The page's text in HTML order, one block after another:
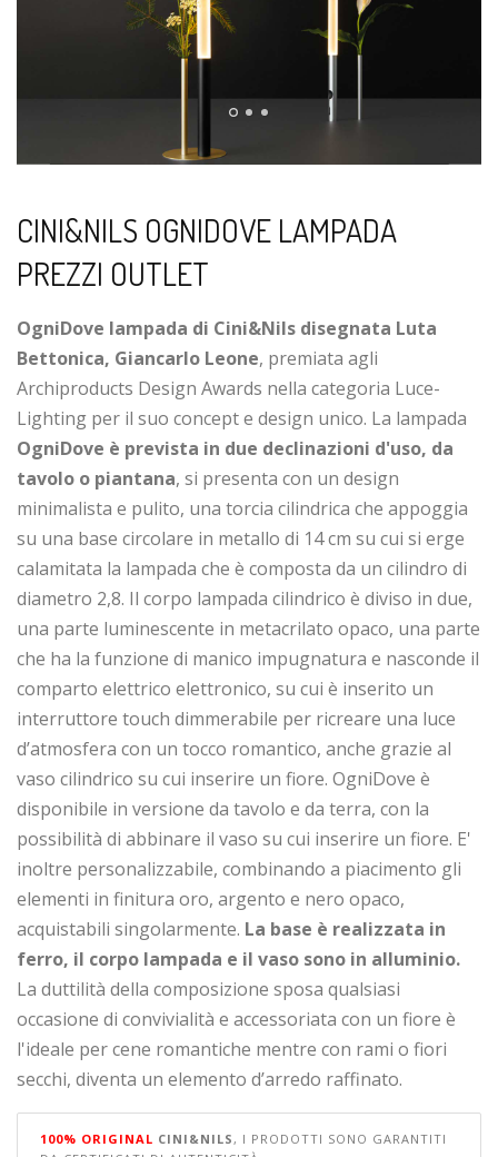
CINI&NILS OGNIDOVE LAMPADA
PREZZI OUTLET
OgniDove lampada di Cini&Nils disegnata Luta
Bettonica, Giancarlo Leone, premiata agli
Archiproducts Design Awards nella categoria Luce-
Lighting per il suo concept e design unico. La lampada
OgniDove è prevista in due declinazioni d'uso, da
tavolo o piantana, si presenta con un design
minimalista e pulito, una torcia cilindrica che appoggia
su una base circolare in metallo di 14 cm su cui si erge
calamitata la lampada che è composta da un cilindro di
diametro 2,8. Il corpo lampada cilindrico è diviso in due,
una parte luminescente in metacrilato opaco, una parte
che ha la funzione di manico impugnatura e nasconde il
comparto elettrico elettronico, su cui è inserito un
interruttore touch dimmerabile per ricreare una luce
d’atmosfera con un tocco romantico, anche grazie al
vaso cilindrico su cui inserire un fiore. OgniDove è
disponibile in versione da tavolo e da terra, con la
possibilità di abbinare il vaso su cui inserire un fiore. E'
inoltre personalizzabile, combinando a piacimento gli
elementi in finitura oro, argento e nero opaco,
acquistabili singolarmente. La base è realizzata in
ferro, il corpo lampada e il vaso sono in alluminio.
La duttilità della composizione sposa qualsiasi
occasione di convivialità e accessoriata con un fiore è
l'ideale per cene romantiche mentre con rami o fiori
secchi, diventa un elemento d’arredo raffinato.
100% ORIGINAL CINI&NILS , I PRODOTTI SONO GARANTITI